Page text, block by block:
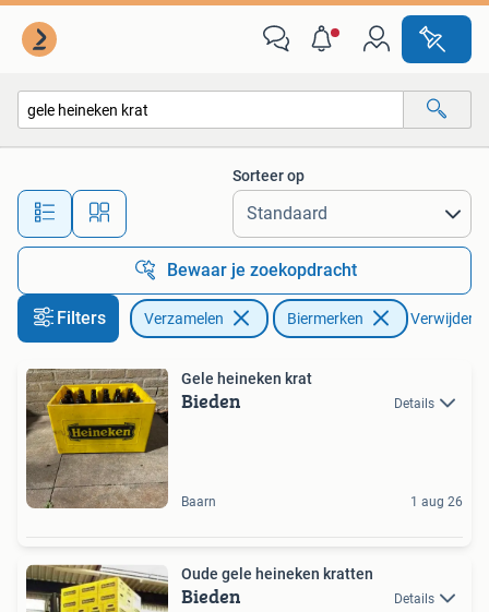
Alle afstanden…
Sorteer op
Bewaar je zoekopdracht
Filters Verzamelen Biermerken Verwijder
Gele heineken krat
Bieden Details
Baarn 1 aug 26
Oude gele heineken kratten
Bieden Details